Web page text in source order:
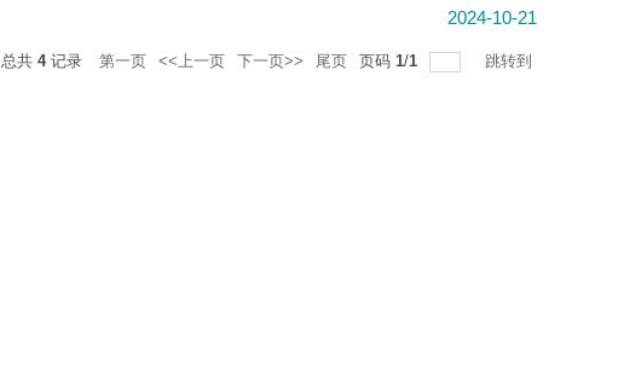
2024-10-21
总共 4记录 第一页 <<上一页 下一页>> 尾页 页码 1/1 跳转到